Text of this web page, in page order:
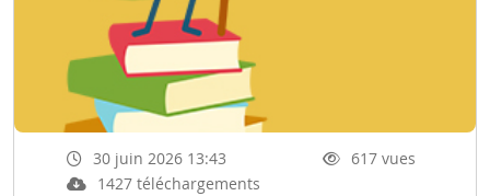
30 juin 2026 13:43
617 vues
1427 téléchargements